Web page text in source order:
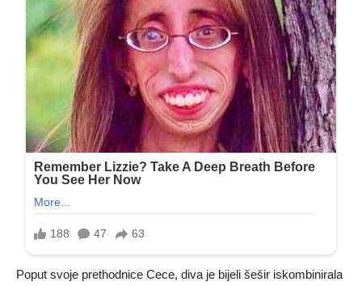
Poput svoje prethodnice Cece, diva je bijeli šešir iskombinirala